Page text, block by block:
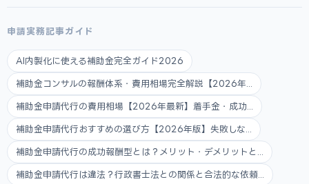
申請実務記事ガイド
AI内製化に使える補助金完全ガイド2026
補助金コンサルの報酬体系・費用相場完全解説【2026年...
補助金申請代行の費用相場【2026年最新】着手金・成功...
補助金申請代行おすすめの選び方【2026年版】失敗しな...
補助金申請代行の成功報酬型とは？メリット・デメリットと...
補助金申請代行は違法？行政書士法との関係と合法的な依頼...